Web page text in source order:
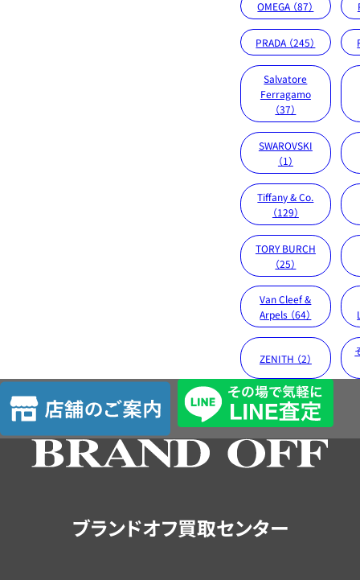
OMEGA （87）
PRADA （245）
Salvatore
Ferragamo
（37）
SWAROVSKI
（1）
Tiffany & Co.
（129）
TORY BURCH
（25）
Van Cleef &
Arpels （64）
ZENITH （2）
店
舗
の
ブランドオフ買取センター